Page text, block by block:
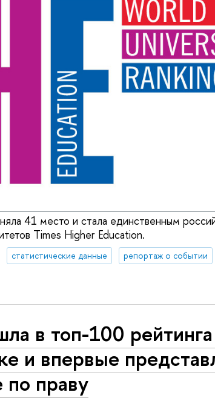
41 место и стала единственным
Times Higher Education.
статистические данные
репортаж о событии
в топ-100
и впервые
по праву